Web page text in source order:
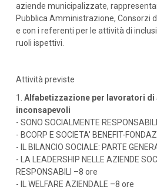
aziende municipalizzate,
Pubblica Amministrazione, Consorzi
e con i referenti per le attività di
ruoli ispettivi.
Attività previste
1. Alfabetizzazione per lavoratori
inconsapevoli
- SONO SOCIALMENTE
- BCORP E SOCIETA' BENEFIT-
- IL BILANCIO SOCIALE: PARTE
- LA LEADERSHIP NELLE AZIENDE
RESPONSABILI –8 ore
- IL WELFARE AZIENDALE –8 ore